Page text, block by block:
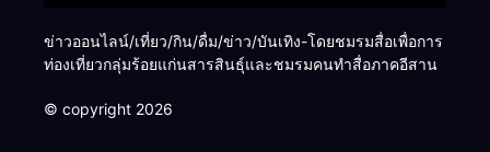
ข่าวออนไลน์/เที่ยว/กิน/ดื่ม/ข่าว/บันเทิง-โดยชมรมสื่อเพื่อการ
ท่องเที่ยวกลุ่มร้อยแก่นสารสินธุ์และชมรมคนทำสื่อภาคอีสาน
© copyright 2026